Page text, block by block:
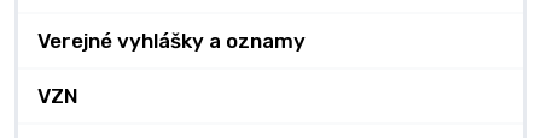
Verejné vyhlášky a oznamy
VZN